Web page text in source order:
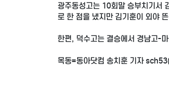
광주동성고는 10회말 승부치기서
로 한 점을 냈지만 김기훈이 외야
한편, 덕수고는 결승에서 경남고-
목동=동아닷컴 송치훈 기자